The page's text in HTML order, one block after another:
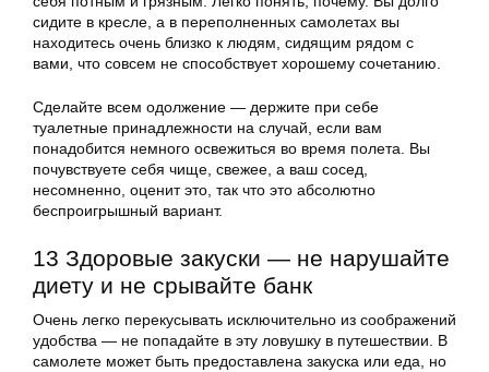
сидите в кресле, а в переполненных самолетах вы
находитесь очень близко к людям, сидящим рядом с
вами, что совсем не способствует хорошему сочетанию.
Сделайте всем одолжение — держите при себе
туалетные принадлежности на случай, если вам
понадобится немного освежиться во время полета. Вы
почувствуете себя чище, свежее, а ваш сосед,
несомненно, оценит это, так что это абсолютно
беспроигрышный вариант.
13 Здоровые закуски — не нарушайте
диету и не срывайте банк
Очень легко перекусывать исключительно из соображений
удобства — не попадайте в эту ловушку в путешествии. В
самолете может быть предоставлена закуска или еда, но